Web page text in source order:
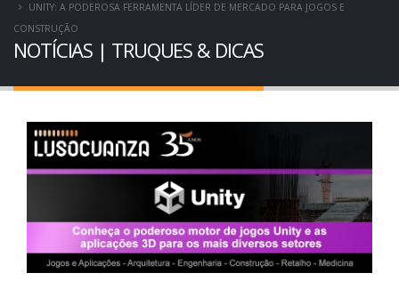
NOTÍCIAS | TRUQUES & DICAS
UNITY: A PODEROSA FERRAMENTA LÍDER DE MERCADO PARA JOGOS E
CONSTRUÇÃO